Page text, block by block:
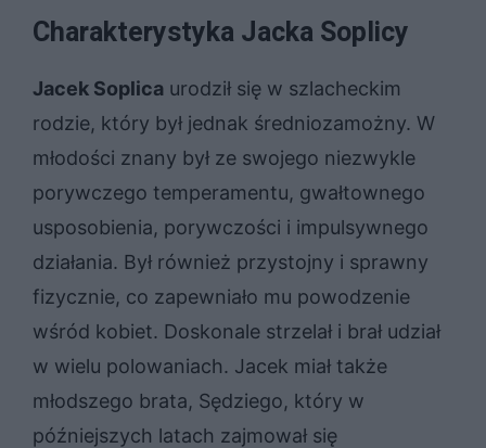
Charakterystyka Jacka Soplicy
Jacek Soplica urodził się w szlacheckim
rodzie, który był jednak średniozamożny. W
młodości znany był ze swojego niezwykle
porywczego temperamentu, gwałtownego
usposobienia, porywczości i impulsywnego
działania. Był również przystojny i sprawny
fizycznie, co zapewniało mu powodzenie
wśród kobiet. Doskonale strzelał i brał udział
w wielu polowaniach. Jacek miał także
młodszego brata, Sędziego, który w
późniejszych latach zajmował się